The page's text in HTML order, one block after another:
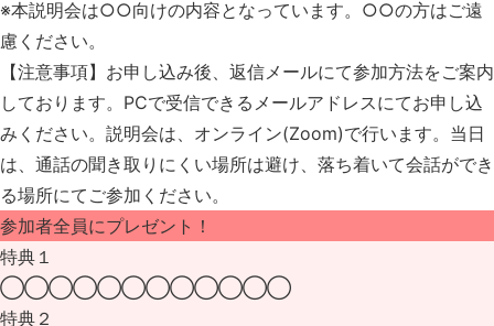
※本説明会は○○向けの内容となっています。 ○○の方はご遠
慮ください。
【注意事項】お申し込み後、返信メールにて参加方法をご案内
しております。PCで受信できるメールアドレスにてお申し込
みください。説明会は、オンライン(Zoom)で行います。当日
は、通話の聞き取りにくい場所は避け、落ち着いて会話ができ
る場所にてご参加ください。
参加者全員にプレゼント！
特典１
◯◯◯◯◯◯◯◯◯◯◯◯
特典２